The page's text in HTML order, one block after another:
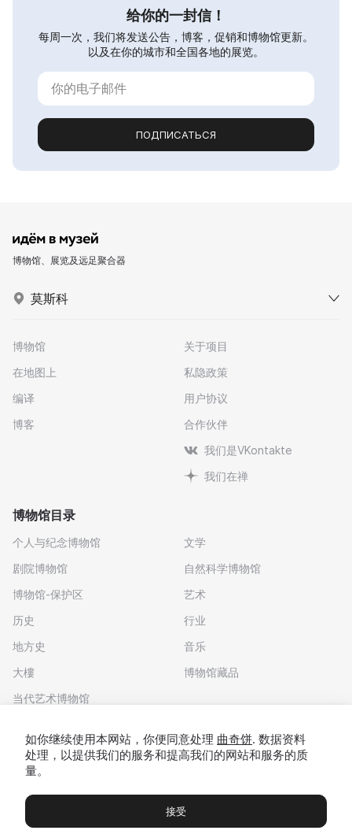
给你的一封信！
每周一次，我们将发送公告，博客，促销和博物馆更新。
以及在你的城市和全国各地的展览。
ПОДПИСАТЬСЯ
博物馆、展览及远足聚合器
莫斯科
博物馆
在地图上
编译
博客
关于项目
私隐政策
用户协议
合作伙伴
我们是VKontakte
我们在禅
博物馆目录
个人与纪念博物馆
剧院博物馆
博物馆-保护区
历史
地方史
大樓
当代艺术博物馆
文学
自然科学博物馆
艺术
行业
音乐
博物馆藏品
博物馆 展览及展览 Чаты Вы
如你继续使用本网站，你便同意处理 曲奇饼. 数据资料
处理，以提供我们的服务和提高我们的网站和服务的质
量。
接受